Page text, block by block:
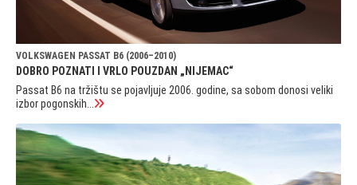
VOLKSWAGEN PASSAT B6 (2006–2010)
DOBRO POZNATI I VRLO POUZDAN „NIJEMAC“
Passat B6 na tržištu se pojavljuje 2006. godine, sa sobom donosi veliki
izbor pogonskih...